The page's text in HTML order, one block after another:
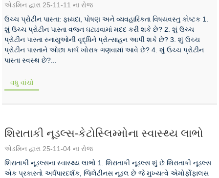
એડમિન દ્વારા 25-11-11 ના રોજ
ઉચ્ચ પ્રોટીન પાસ્તા: ફાયદા, પોષણ અને વ્યવહારિકતા વિષયવસ્તુ કોષ્ટક 1.
શું ઉચ્ચ પ્રોટીન પાસ્તા વજન ઘટાડવામાં મદદ કરી શકે છે? 2. શું ઉચ્ચ
પ્રોટીન પાસ્તા સ્નાયુઓની વૃદ્ધિને પ્રોત્સાહન આપી શકે છે? 3. શું ઉચ્ચ
પ્રોટીન પાસ્તાને ઓછા કાર્બ ખોરાક ગણવામાં આવે છે? 4. શું ઉચ્ચ પ્રોટીન
પાસ્તા સ્વસ્થ છે?...
વધુ વાંચો
શિરાતાકી નૂડલ્સ-કેટોસ્લિમ્મોના સ્વાસ્થ્ય લાભો
એડમિન દ્વારા 25-11-04 ના રોજ
શિરાતાકી નૂડલ્સના સ્વાસ્થ્ય લાભો 1. શિરાતાકી નૂડલ્સ શું છે શિરાતાકી નૂડલ્સ
એક પ્રકારનો અર્ધપારદર્શક, જિલેટીનસ નૂડલ છે જે મુખ્યત્વે એમોર્ફોફાલસ